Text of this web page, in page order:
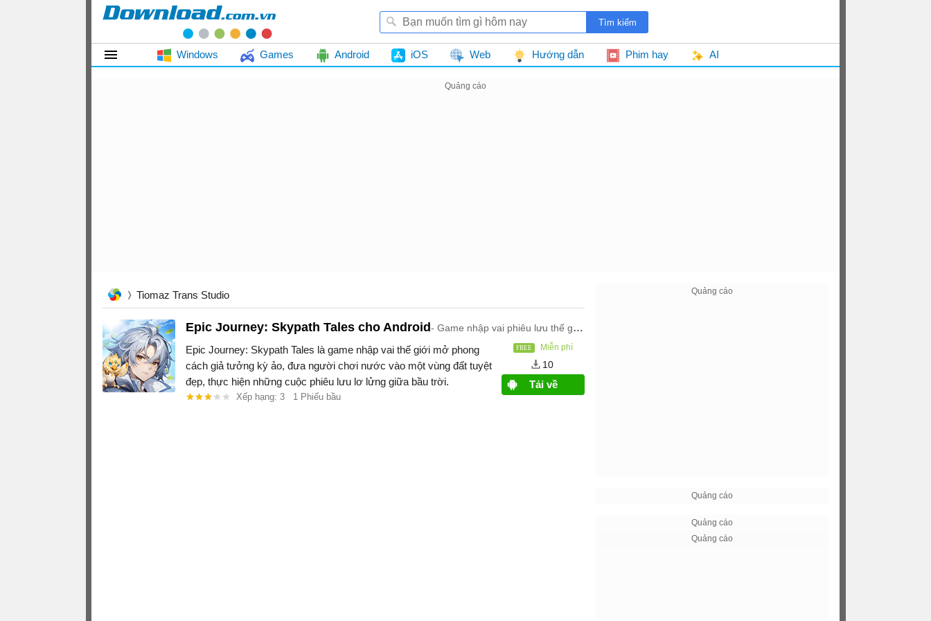
Windows Games Android iOS Web Hướng dẫn Phim hay AI
Tiomaz Trans Studio
Epic Journey: Skypath Tales cho Android Game nhập vai phiêu lưu thế giới mở kỳ ảo
Epic Journey: Skypath Tales là game nhập vai thế giới mở phong
cách giả tưởng kỳ ảo, đưa người chơi nước vào một vùng đất tuyệt
đẹp, thực hiện những cuộc phiêu lưu lơ lửng giữa bầu trời.
Xếp hạng: 3 1 Phiếu bầu
Miễn phí
10
Tải về